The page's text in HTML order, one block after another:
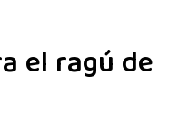
el ragú de